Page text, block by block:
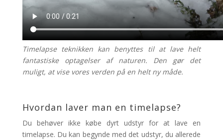
Timelapse teknikken kan benyttes til at lave helt
fantastiske optagelser af naturen. Den gør det
muligt, at vise vores verden på en helt ny måde.
Hvordan laver man en timelapse?
Du behøver ikke købe dyrt udstyr for at lave en
timelapse. Du kan begynde med det udstyr, du allerede